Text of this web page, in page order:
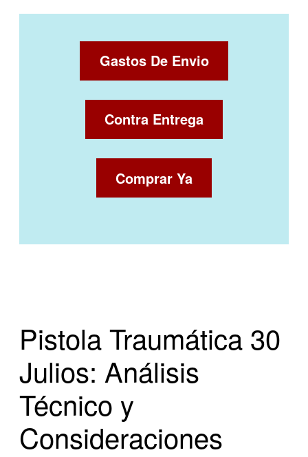
Gastos De Envio
Contra Entrega
Comprar Ya
Pistola Traumática 30
Julios: Análisis
Técnico y
Consideraciones